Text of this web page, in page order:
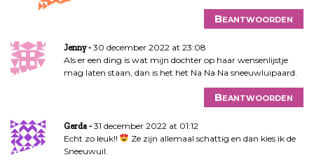
Beantwoorden
Jenny
30 december 2022 at 23:08
Als er een ding is wat mijn dochter op haar wensenlijstje
mag laten staan, dan is het het Na Na Na sneeuwluipaard.
Beantwoorden
Gerda
31 december 2022 at 01:12
Echt zo leuk!!
Ze zijn allemaal schattig en dan kies ik de
Sneeuwuil.